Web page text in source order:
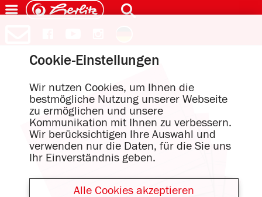
Cookie-Einstellungen
Wir nutzen Cookies, um Ihnen die
bestmögliche Nutzung unserer Webseite
zu ermöglichen und unsere
Kommunikation mit Ihnen zu verbessern.
Wir berücksichtigen Ihre Auswahl und
verwenden nur die Daten, für die Sie uns
Ihr Einverständnis geben.
Alle Cookies akzeptieren